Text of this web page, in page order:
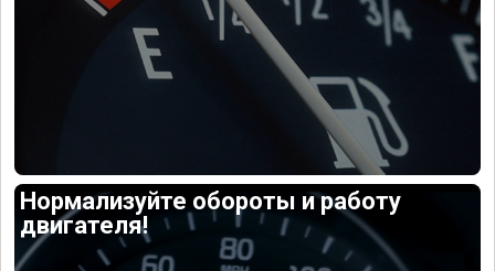
Нормализуйте обороты и работу
двигателя!